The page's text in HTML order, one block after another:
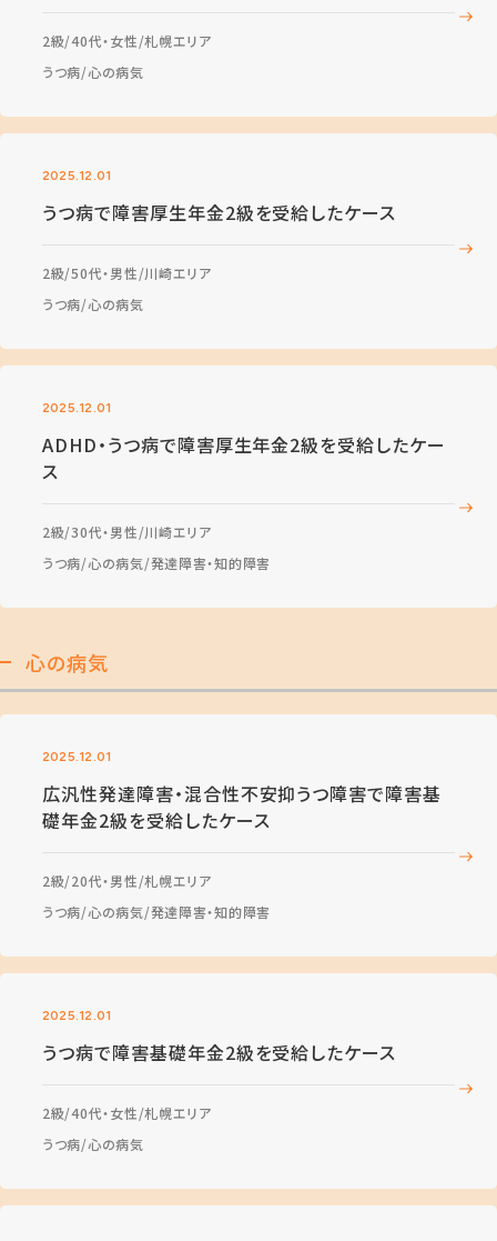
2級 40代・女性 札幌エリア
うつ病 心の病気
2025.12.01
うつ病で障害厚生年金2級を受給したケース
2級 50代・男性 川崎エリア
うつ病 心の病気
2025.12.01
ADHD・うつ病で障害厚生年金2級を受給したケー
ス
2級 30代・男性 川崎エリア
うつ病 心の病気 発達障害・知的障害
心の病気
2025.12.01
広汎性発達障害・混合性不安抑うつ障害で障害基
礎年金2級を受給したケース
2級 20代・男性 札幌エリア
うつ病 心の病気 発達障害・知的障害
2025.12.01
うつ病で障害基礎年金2級を受給したケース
2級 40代・女性 札幌エリア
うつ病 心の病気